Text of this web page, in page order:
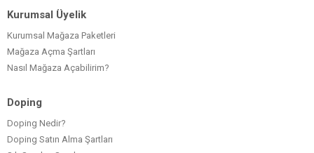
Kurumsal Üyelik
Kurumsal Mağaza Paketleri
Mağaza Açma Şartları
Nasıl Mağaza Açabilirim?
Doping
Doping Nedir?
Doping Satın Alma Şartları